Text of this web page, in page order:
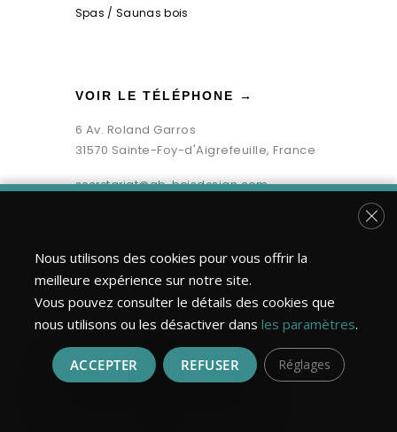
Spas / Saunas bois
VOIR LE TÉLÉPHONE →
6 Av. Roland Garros
31570 Sainte-Foy-d'Aigrefeuille, France
secretariat@gb-boisdesign.com
Bois Design Construction ©2026 | Tous droits réservés.
Nous utilisons des cookies pour vous offrir la
meilleure expérience sur notre site.
Vous pouvez consulter le détails des cookies que
nous utilisons ou les désactiver dans les paramètres.
ACCEPTER REFUSER Réglages